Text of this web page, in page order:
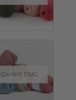
Confetti DMC